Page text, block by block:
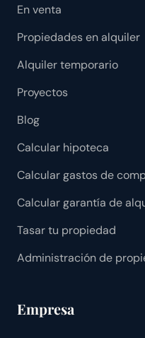
En venta
Propiedades en alquiler
Alquiler temporario
Proyectos
Blog
Calcular hipoteca
Calcular gastos de
Calcular garantía de
Tasar tu propiedad
Administración de
Empresa